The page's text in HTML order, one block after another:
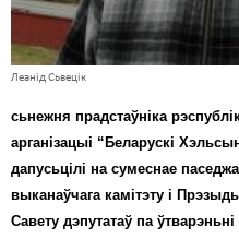
Леанід Сьвецік
сьнежня прадстаўніка
арганізацыі “Беларускі
дапусьцілі на сумеснае
выканаўчага камітэту і
Савету дэпутатаў па
Мірныя сходы
Палітвязьні
Правы дзіцяці
Распальваньне варожасьці